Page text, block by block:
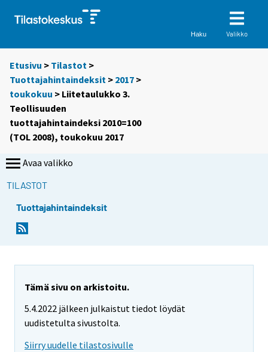
Haku Valikko
Etusivu > Tilastot >
Tuottajahintaindeksit > 2017 >
toukokuu > Liitetaulukko 3.
Teollisuuden
tuottajahintaindeksi 2010=100
(TOL 2008), toukokuu 2017
Avaa valikko
TILASTOT
Tuottajahintaindeksit
Tämä sivu on arkistoitu.
5.4.2022 jälkeen julkaistut tiedot löydät
uudistetulta sivustolta.
Siirry uudelle tilastosivulle